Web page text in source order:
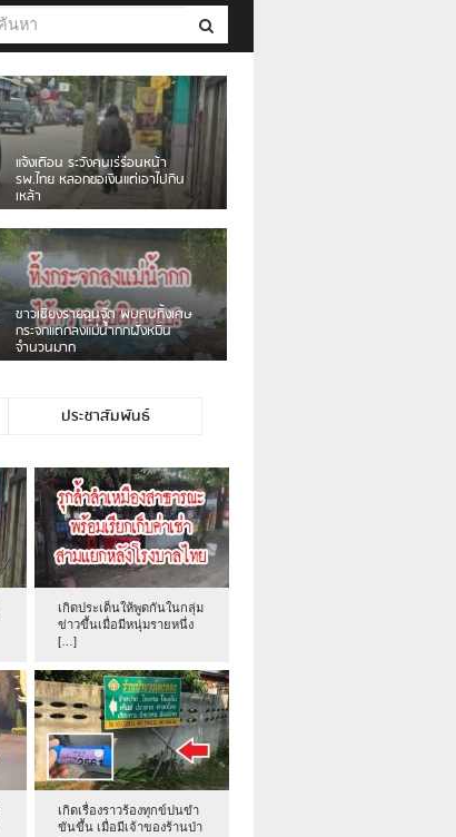
เดือนร้อน! ชาวเชียงรายบ่นรถ
Isuzu สีขาวซิ่งบายพาสเสียงดัง
สร้างความรำคาญ
ชาวผาลั้ง โวย ไร้หน่วยงานดูแล
ดินสไลด์ ต้องจัดการกันเอง
ประชาสัมพันธ์
เกิดประเด็นให้พูดกันในกลุ่ม
ข่าวขึ้นเมื่อมีหนุ่มรายหนึ่ง
[…]
เกิดเรื่องราวร้องทุกข์ปนขำ
ขันขึ้น เมื่อมีเจ้าของร้านป่า